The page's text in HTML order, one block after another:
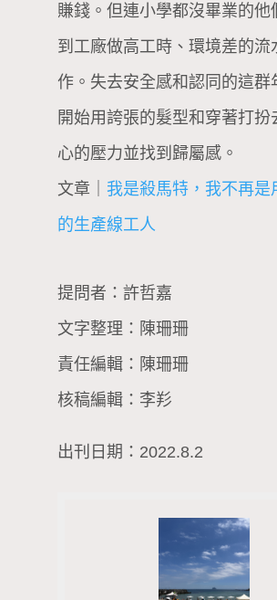
賺錢。但連小學都沒畢業的他
到工廠做高工時、環境差的流
作。失去安全感和認同的這群
開始用誇張的髮型和穿著打扮
心的壓力並找到歸屬感。
文章｜ 我是殺馬特，我不再是
的生產線工人
提問者：許哲嘉
文字整理：陳珊珊
責任編輯：陳珊珊
核稿編輯：李羏
出刊日期：2022.8.2